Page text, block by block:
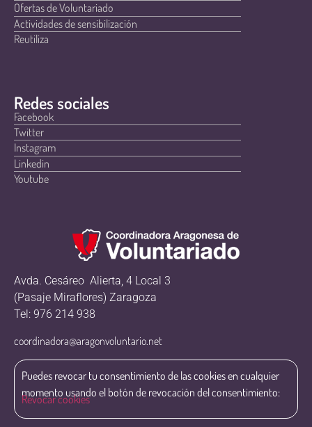
Ofertas de Voluntariado
Actividades de sensibilización
Reutiliza
Redes sociales
Facebook
Twitter
Instagram
Linkedin
Youtube
Avda. Cesáreo Alierta, 4 Local 3
(Pasaje Miraflores) Zaragoza
Tel: 976 214 938
coordinadora@aragonvoluntario.net
Puedes revocar tu consentimiento de las cookies en cualquier
momento usando el botón de revocación del consentimiento:
Revocar cookies